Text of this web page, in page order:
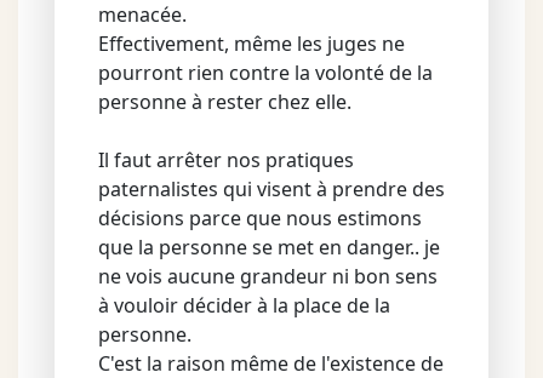
menacée.
Effectivement, même les juges ne
pourront rien contre la volonté de la
personne à rester chez elle.
Il faut arrêter nos pratiques
paternalistes qui visent à prendre des
décisions parce que nous estimons
que la personne se met en danger.. je
ne vois aucune grandeur ni bon sens
à vouloir décider à la place de la
personne.
C'est la raison même de l'existence de